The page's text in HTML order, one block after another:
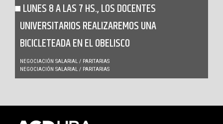
LUNES 8 A LAS 7 HS., LOS DOCENTES
UNIVERSITARIOS REALIZAREMOS UNA
BICICLETEADA EN EL OBELISCO
NEGOCIACIÓN SALARIAL / PARITARIAS
NEGOCIACIÓN SALARIAL / PARITARIAS